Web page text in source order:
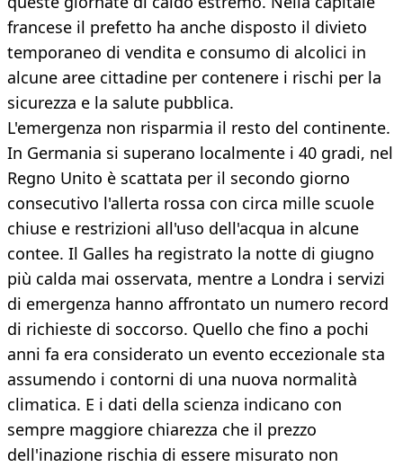
francese il prefetto ha anche disposto il divieto
temporaneo di vendita e consumo di alcolici in
alcune aree cittadine per contenere i rischi per la
sicurezza e la salute pubblica.
L'emergenza non risparmia il resto del continente.
In Germania si superano localmente i 40 gradi, nel
Regno Unito è scattata per il secondo giorno
consecutivo l'allerta rossa con circa mille scuole
chiuse e restrizioni all'uso dell'acqua in alcune
contee. Il Galles ha registrato la notte di giugno
più calda mai osservata, mentre a Londra i servizi
di emergenza hanno affrontato un numero record
di richieste di soccorso. Quello che fino a pochi
anni fa era considerato un evento eccezionale sta
assumendo i contorni di una nuova normalità
climatica. E i dati della scienza indicano con
sempre maggiore chiarezza che il prezzo
dell'inazione rischia di essere misurato non